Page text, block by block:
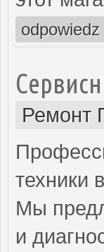
odpowiedz
Ремонт
техники
Мы
и